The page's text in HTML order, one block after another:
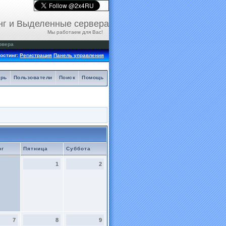
и Выделенные сервера
Мы работаем для Вас!
Регистрация Панель управления
Помощь
Поиск
Пользователи
Пятница Суббота
1 2
7 8 9